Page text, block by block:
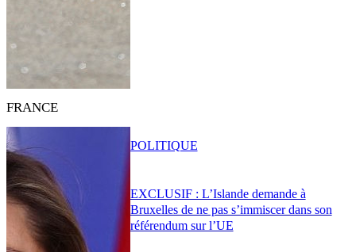
FRANCE
EXCLUSIF : L’Islande demande à
Bruxelles de ne pas s’immiscer dans son
référendum sur l’UE
POLITIQUE